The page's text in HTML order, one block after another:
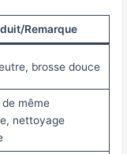
Remarque
brosse douce
même
nettoyage